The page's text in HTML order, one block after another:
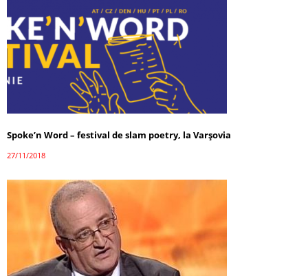
Spoke’n Word – festival de slam poetry, la Varşovia
27/11/2018